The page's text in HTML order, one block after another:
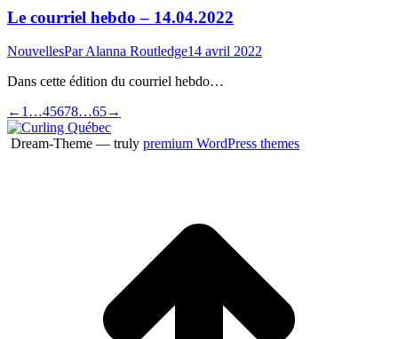
Le courriel hebdo – 14.04.2022
NouvellesParAlanna Routledge14 avril 2022
Dans cette édition du courriel hebdo…
← 1 …45678…65→
Dream-Theme — truly premium WordPress themes